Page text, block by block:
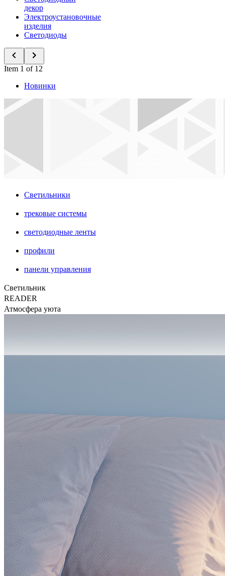
декор
Электроустановочные
изделия
Светодиоды
Item 1 of 12
Новинки
Светильники
трековые системы
светодиодные ленты
профили
панели управления
Светильник
READER
Атмосфера уюта